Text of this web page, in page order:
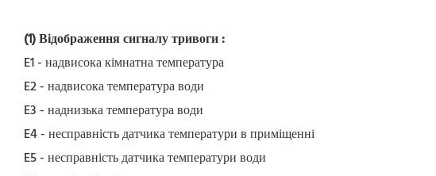
(1) Відображення сигналу тривоги:
E1 - надвисока кімнатна температура
E2 - надвисока температура води
E3 - наднизька температура води
E4 - несправність датчика температури в приміщенні
E5 - несправність датчика температури води